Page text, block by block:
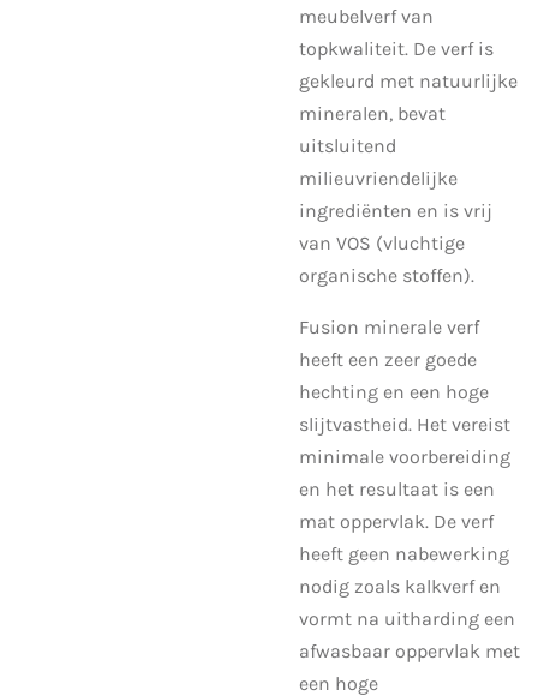
meubelverf van
topkwaliteit. De verf is
gekleurd met natuurlijke
mineralen, bevat
uitsluitend
milieuvriendelijke
ingrediënten en is vrij
van VOS (vluchtige
organische stoffen).
Fusion minerale verf
heeft een zeer goede
hechting en een hoge
slijtvastheid. Het vereist
minimale voorbereiding
en het resultaat is een
mat oppervlak. De verf
heeft geen nabewerking
nodig zoals kalkverf en
vormt na uitharding een
afwasbaar oppervlak met
een hoge